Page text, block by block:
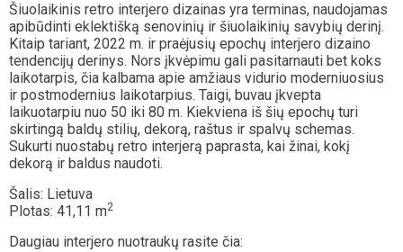
Šiuolaikinis retro interjero dizainas yra terminas, naudojamas
apibūdinti eklektišką senovinių ir šiuolaikinių savybių derinį.
Kitaip tariant, 2022 m. ir praėjusių epochų interjero dizaino
tendencijų derinys. Nors įkvėpimu gali pasitarnauti bet koks
laikotarpis, čia kalbama apie amžiaus vidurio moderniuosius
ir postmodernius laikotarpius. Taigi, buvau įkvepta
laikuotarpiu nuo 50 iki 80 m. Kiekviena iš šių epochų turi
skirtingą baldų stilių, dekorą, raštus ir spalvų schemas.
Sukurti nuostabų retro interjerą paprasta, kai žinai, kokį
dekorą ir baldus naudoti.
Šalis: Lietuva
Plotas: 41,11 m2
Daugiau interjero nuotraukų rasite čia: